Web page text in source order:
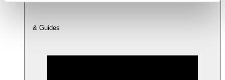
& Guides